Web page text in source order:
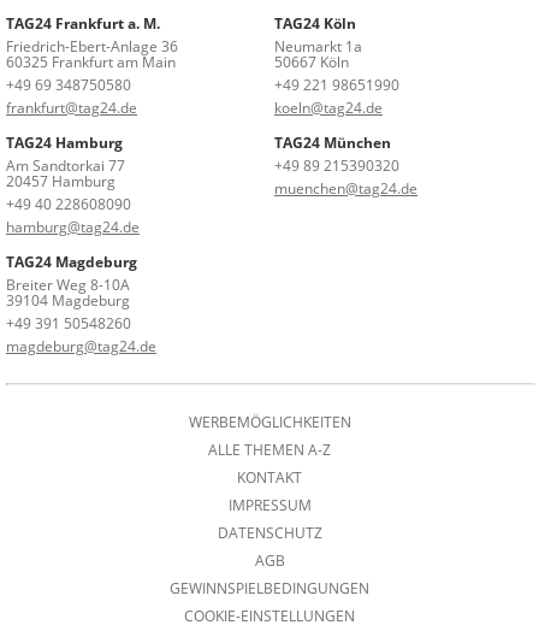
TAG24 Frankfurt a. M.
Friedrich-Ebert-Anlage 36
60325 Frankfurt am Main
+49 69 348750580
frankfurt@tag24.de
TAG24 Köln
Neumarkt 1a
50667 Köln
+49 221 98651990
koeln@tag24.de
TAG24 Hamburg
Am Sandtorkai 77
20457 Hamburg
+49 40 228608090
hamburg@tag24.de
TAG24 München
+49 89 215390320
muenchen@tag24.de
TAG24 Magdeburg
Breiter Weg 8-10A
39104 Magdeburg
+49 391 50548260
magdeburg@tag24.de
WERBEMÖGLICHKEITEN
ALLE THEMEN A-Z
KONTAKT
IMPRESSUM
DATENSCHUTZ
AGB
GEWINNSPIELBEDINGUNGEN
COOKIE-EINSTELLUNGEN